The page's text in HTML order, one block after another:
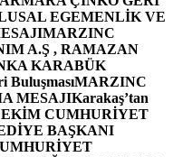
EGEMENLİK VE
MARZINC
A.Ş , RAMAZAN
KARABÜK
BuluşmasıMARZINC
MESAJIKarakaş’tan
EKİM CUMHURİYET
BAŞKANI